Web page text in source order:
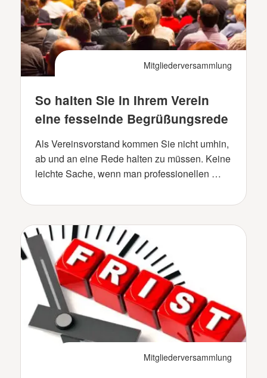
Mitgliederversammlung
So halten Sie in Ihrem Verein
eine fesselnde Begrüßungsrede
Als Vereinsvorstand kommen Sie nicht umhin,
ab und an eine Rede halten zu müssen. Keine
leichte Sache, wenn man professionellen …
Mitgliederversammlung